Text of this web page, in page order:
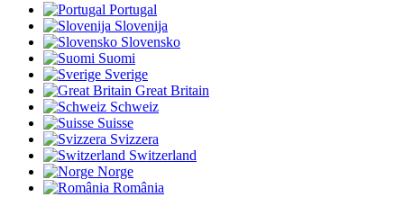
Portugal
Slovenija
Slovensko
Suomi
Sverige
Great Britain
Schweiz
Suisse
Svizzera
Switzerland
Norge
România